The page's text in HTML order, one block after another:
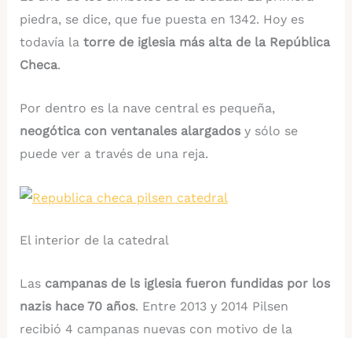
piedra, se dice, que fue puesta en 1342. Hoy es
todavía la torre de iglesia más alta de la República
Checa.
Por dentro es la nave central es pequeña,
neogótica con ventanales alargadosy sólo se
puede ver a través de una reja.
El interior de la catedral
Las campanas de ls iglesia fueron fundidas por los
nazis hace 70 años. Entre 2013 y 2014 Pilsen
recibió 4 campanas nuevas con motivo de la